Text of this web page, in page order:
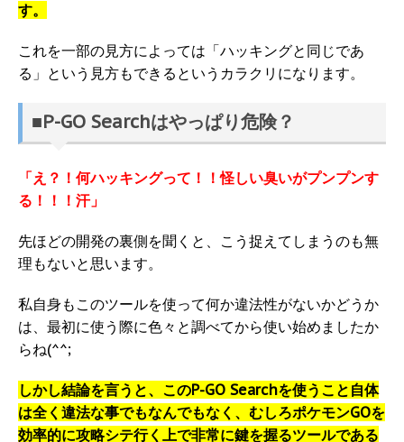
す。
これを一部の見方によっては「ハッキングと同じであ
る」という見方もできるというカラクリになります。
■P-GO Searchはやっぱり危険？
「え？！何ハッキングって！！怪しい臭いがプンプンす
る！！！汗」
先ほどの開発の裏側を聞くと、こう捉えてしまうのも無
理もないと思います。
私自身もこのツールを使って何か違法性がないかどうか
は、最初に使う際に色々と調べてから使い始めましたか
らね(^^;
しかし結論を言うと、このP-GO Searchを使うこと自体
は全く違法な事でもなんでもなく、むしろポケモンGOを
効率的に攻略シテ行く上で非常に鍵を握るツールである